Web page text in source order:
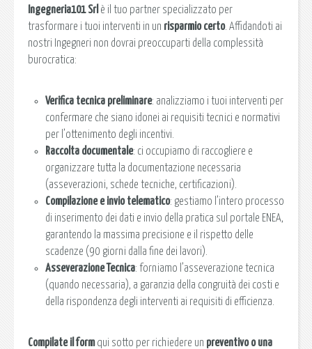
Ingegneria101 Srl è il tuo partner specializzato per
trasformare i tuoi interventi in un risparmio certo. Affidandoti ai
nostri Ingegneri non dovrai preoccuparti della complessità
burocratica:
Verifica tecnica preliminare: analizziamo i tuoi interventi per
confermare che siano idonei ai requisiti tecnici e normativi
per l’ottenimento degli incentivi.
Raccolta documentale: ci occupiamo di raccogliere e
organizzare tutta la documentazione necessaria
(asseverazioni, schede tecniche, certificazioni).
Compilazione e invio telematico: gestiamo l’intero processo
di inserimento dei dati e invio della pratica sul portale ENEA,
garantendo la massima precisione e il rispetto delle
scadenze (90 giorni dalla fine dei lavori).
Asseverazione Tecnica: forniamo l’asseverazione tecnica
(quando necessaria), a garanzia della congruità dei costi e
della rispondenza degli interventi ai requisiti di efficienza.
Compilate il formqui sotto per richiedere un preventivo o una